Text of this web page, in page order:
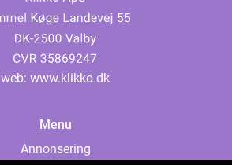
web: www.klikko.dk
Menu
Annonsering